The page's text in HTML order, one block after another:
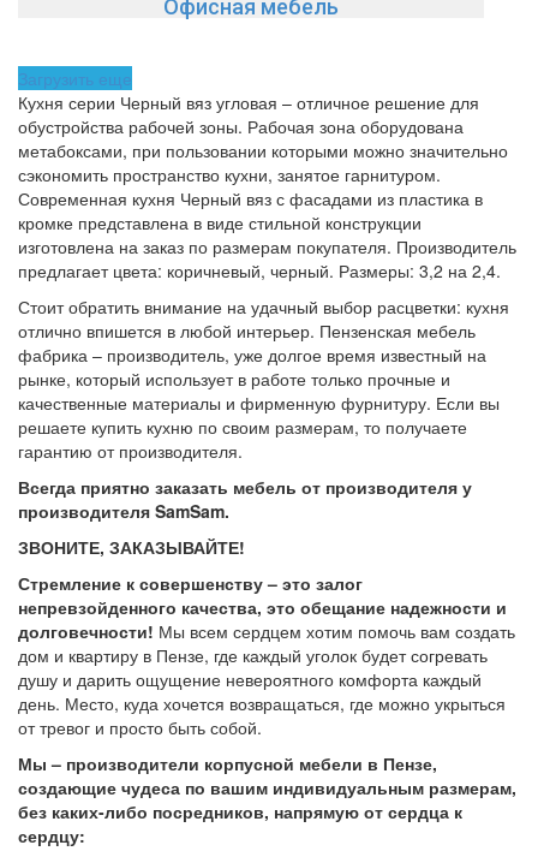
Офисная мебель
Загрузить еще
Кухня серии Черный вяз угловая – отличное решение для
обустройства рабочей зоны. Рабочая зона оборудована
метабоксами, при пользовании которыми можно значительно
сэкономить пространство кухни, занятое гарнитуром.
Современная кухня Черный вяз с фасадами из пластика в
кромке представлена в виде стильной конструкции
изготовлена на заказ по размерам покупателя. Производитель
предлагает цвета: коричневый, черный. Размеры: 3,2 на 2,4.
Стоит обратить внимание на удачный выбор расцветки: кухня
отлично впишется в любой интерьер. Пензенская мебель
фабрика – производитель, уже долгое время известный на
рынке, который использует в работе только прочные и
качественные материалы и фирменную фурнитуру. Если вы
решаете купить кухню по своим размерам, то получаете
гарантию от производителя.
Всегда приятно заказать мебель от производителя у
производителя SamSam.
ЗВОНИТЕ, ЗАКАЗЫВАЙТЕ!
Стремление к совершенству – это залог
непревзойденного качества, это обещание надежности и
долговечности! Мы всем сердцем хотим помочь вам создать
дом и квартиру в Пензе, где каждый уголок будет согревать
душу и дарить ощущение невероятного комфорта каждый
день. Место, куда хочется возвращаться, где можно укрыться
от тревог и просто быть собой.
Мы – производители корпусной мебели в Пензе,
создающие чудеса по вашим индивидуальным размерам,
без каких-либо посредников, напрямую от сердца к
сердцу: